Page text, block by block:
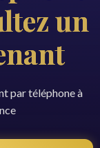
un
par téléphone à